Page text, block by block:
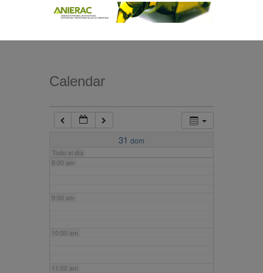
Calendar
31 dom
Todo el día
7:00 am
8:00 am
9:00 am
10:00 am
11:00 am